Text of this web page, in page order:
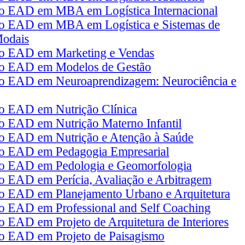
EAD em MBA em Logística Internacional
EAD em MBA em Logística e Sistemas de
EAD em Marketing e Vendas
EAD em Modelos de Gestão
EAD em Neuroaprendizagem: Neurociência e
EAD em Nutrição Clínica
EAD em Nutrição Materno Infantil
EAD em Nutrição e Atenção à Saúde
EAD em Pedagogia Empresarial
EAD em Pedologia e Geomorfologia
EAD em Perícia, Avaliação e Arbitragem
EAD em Planejamento Urbano e Arquitetura
EAD em Professional and Self Coaching
EAD em Projeto de Arquitetura de Interiores
EAD em Projeto de Paisagismo